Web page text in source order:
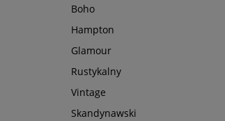
Boho
Hampton
Glamour
Rustykalny
Vintage
Skandynawski